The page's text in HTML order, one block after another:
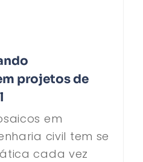
projetos de
em
civil tem se
cada vez